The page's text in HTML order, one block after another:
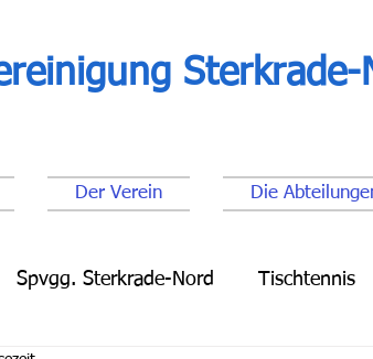
Sterkrade-
Der Verein Die
Spvgg. Sterkrade-Nord Tischtennis